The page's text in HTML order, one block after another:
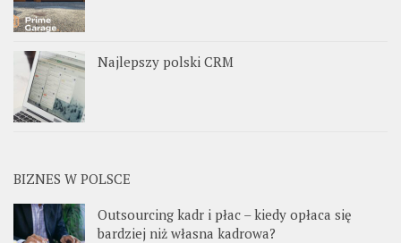
Najlepszy polski CRM
BIZNES W POLSCE
Outsourcing kadr i płac – kiedy opłaca się
bardziej niż własna kadrowa?